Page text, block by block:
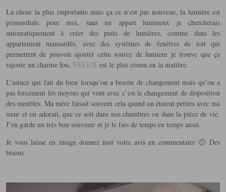
La chose la plus importante mais ça ce n’est pas nouveau, la lumière est
primordiale pour moi, sans un appart lumineux je chercherais
automatiquement à créer des puits de lumières, comme dans les
appartement mansardés, avec des systèmes de fenêtres de toit qui
permettent de pouvoir ajouter cette source de lumiere je trouve que ça
rajoute un charme fou, VELUX est le plus connu en la matière.
L’astuce qui fait du bien lorsqu’on a besoin de changement mais qu’on a
pas forcément les moyens qui vont avec c’est le changement de disposition
des meubles. Ma mère faisait souvent cela quand on étaient petites avec ma
sœur et on adorait, que ce soit dans nos chambres ou dans la pièce de vie.
J’en garde un très bon souvenir et je le fais de temps en temps aussi.
Je vous laisse en image donnez moi votre avis en commentaire 🙂 Des
bisous